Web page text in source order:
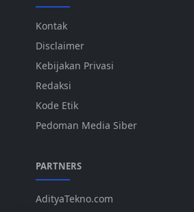
Kontak
Disclaimer
Kebijakan Privasi
Redaksi
Kode Etik
Pedoman Media Siber
PARTNERS
AdityaTekno.com